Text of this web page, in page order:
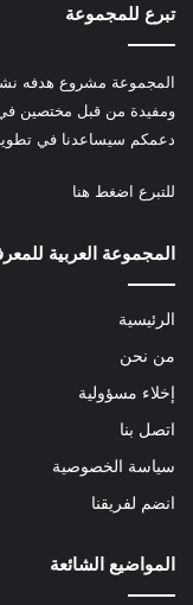
تبرع للمجموعة
المجموعة مشروع هدفه
ومفيدة من قبل مختصين في
دعمكم سيساعدنا في
للتبرع اضغط هنا
المجموعة العربية
الرئيسية
من نحن
إخلاء مسؤولية
اتصل بنا
سياسة الخصوصية
انضم لفريقنا
المواضيع الشائعة